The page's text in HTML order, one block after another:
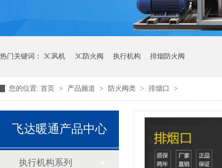
热门关键词： 3C风机 3C防火阀 执行机构 排烟防火阀
您的位置: 首页 > 产品频道 > 防火阀类 > 排烟口 >
飞达暖通产品中心
执行机构系列